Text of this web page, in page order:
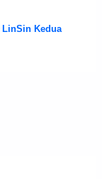
LinSin Kedua